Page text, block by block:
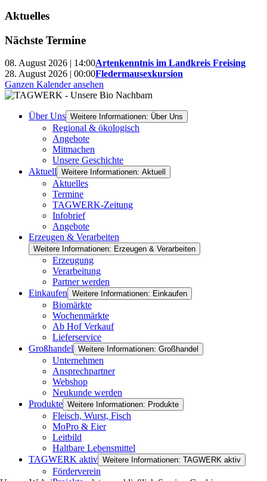
Aktuelles
Nächste Termine
08. August 2026 | 14:00Artenkenntnis im Landkreis Freising
28. August 2026 | 00:00Fledermausexkursion
Ganzen Kalender ansehen
Über Uns Weitere Informationen: Über Uns
Regional & ökologisch
Angebote
Mitmachen
Unsere Geschichte
Aktuell Weitere Informationen: Aktuell
Aktuelles
Termine
TAGWERK-Zeitung
Infobrief
Angebote
Erzeugen & Verarbeiten
Weitere Informationen: Erzeugen & Verarbeiten
Erzeugung
Verarbeitung
Partner werden
Einkaufen Weitere Informationen: Einkaufen
Biomärkte
Wochenmärkte
Ab Hof Verkauf
Lieferservice
Großhandel Weitere Informationen: Großhandel
Unternehmen
Ansprechpartner
Webshop
Neukunde werden
Produkte Weitere Informationen: Produkte
Fleisch, Wurst, Fisch
MoPro & Eier
Leitbild
Haltbare Lebensmittel
TAGWERK aktiv Weitere Informationen: TAGWERK aktiv
Förderverein